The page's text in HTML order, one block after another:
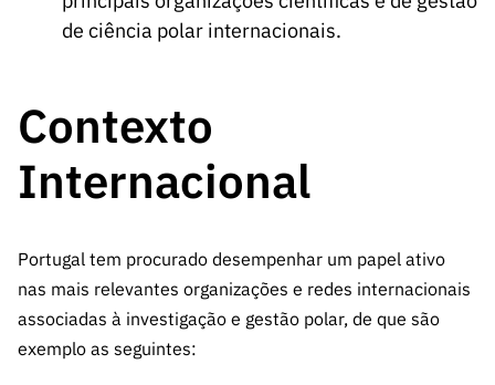
de ciência polar internacionais.
Contexto
Internacional
Portugal tem procurado desempenhar um papel ativo
nas mais relevantes organizações e redes internacionais
associadas à investigação e gestão polar, de que são
exemplo as seguintes: